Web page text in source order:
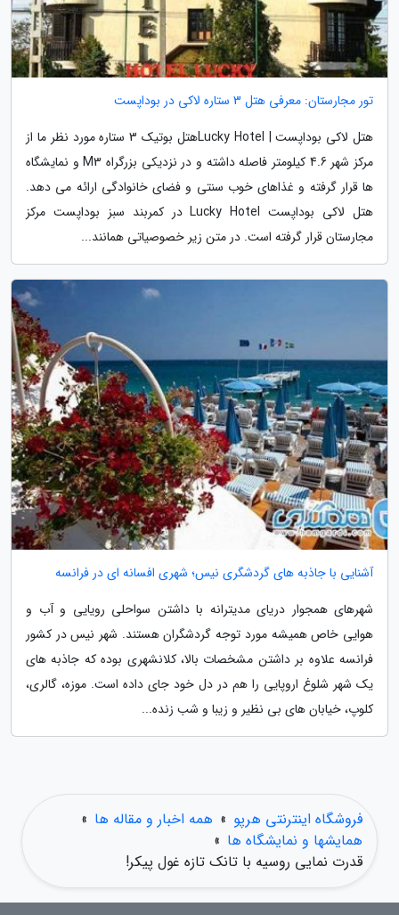
تور مجارستان: معرفی هتل 3 ستاره لاکی در بوداپست
هتل لاکی بوداپست | Lucky Hotelهتل بوتیک 3 ستاره مورد نظر ما از
مرکز شهر 4.6 کیلومتر فاصله داشته و در نزدیکی بزرگراه M3 و نمایشگاه
ها قرار گرفته و غذاهای خوب سنتی و فضای خانوادگی ارائه می دهد.
هتل لاکی بوداپست Lucky Hotel در کمربند سبز بوداپست مرکز
مجارستان قرار گرفته است. در متن زیر خصوصیاتی همانند...
آشنایی با جاذبه های گردشگری نیس؛ شهری افسانه ای در فرانسه
شهرهای همجوار دریای مدیترانه با داشتن سواحلی رویایی و آب و
هوایی خاص همیشه مورد توجه گردشگران هستند. شهر نیس در کشور
فرانسه علاوه بر داشتن مشخصات بالا، کلانشهری بوده که جاذبه های
یک شهر شلوغ اروپایی را هم در دل خود جای داده است. موزه، گالری،
کلوپ، خیابان های بی نظیر و زیبا و شب زنده...
فروشگاه اینترنتی هرپو » همه اخبار و مقاله ها »
همایشها و نمایشگاه ها »
قدرت نمایی روسیه با تانک تازه غول پیکر!